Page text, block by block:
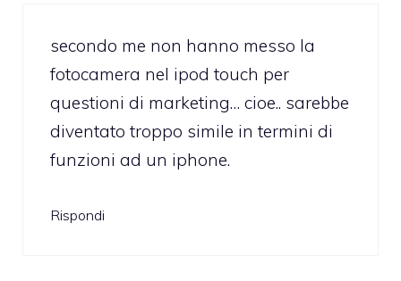
secondo me non hanno messo la
fotocamera nel ipod touch per
questioni di marketing… cioe.. sarebbe
diventato troppo simile in termini di
funzioni ad un iphone.
Rispondi